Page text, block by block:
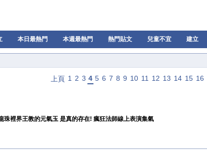
本日最熱門 本週最熱門 熱門貼文 兒童不宜 建立
上頁 1 2 3 4 5 6 7 8 9 10 11 12 13 14 15 16
珠裡界王教的元氣玉 是真的存在! 瘋狂法師線上表演集氣